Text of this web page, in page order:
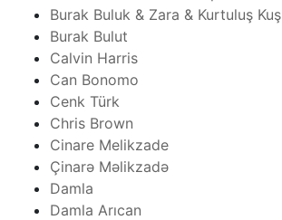
Burak Buluk & Zara & Kurtuluş Kuş
Burak Bulut
Calvin Harris
Can Bonomo
Cenk Türk
Chris Brown
Cinare Melikzade
Çinarə Məlikzadə
Damla
Damla Arıcan